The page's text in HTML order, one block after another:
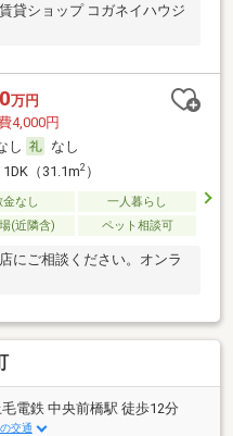
貸ショップ コガネイハウジ
万円
4,000円
し
なし
（31.1m2）
金なし
一人暮らし
(近隣含) ペット相談可
にご相談ください。オンラ
電鉄 中央前橋駅 徒歩12分
交通